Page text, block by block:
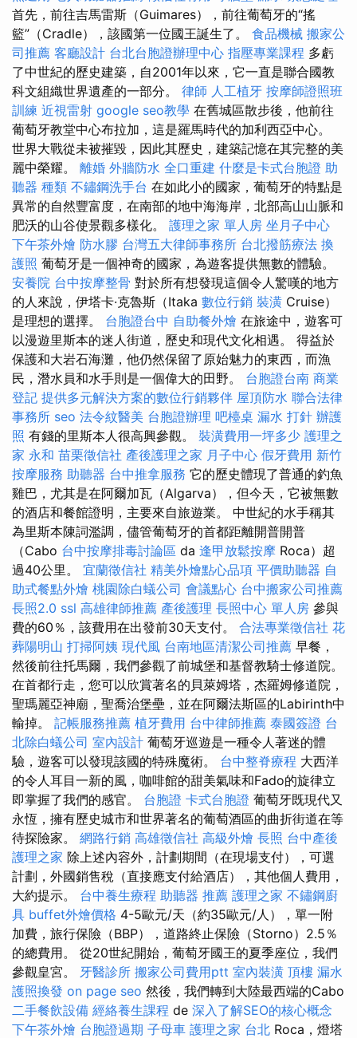
首先，前往吉馬雷斯（Guimares），前往葡萄牙的“搖
籃”（Cradle），該國第一位國王誕生了。 食品機械 搬家公
司推薦 客廳設計 台北台胞證辦理中心 指壓專業課程 多虧
了中世紀的歷史建築，自2001年以來，它一直是聯合國教
科文組織世界遺產的一部分。 律師 人工植牙 按摩師證照班
訓練 近視雷射 google seo教學 在舊城區散步後，他前往
葡萄牙教堂中心布拉加，這是羅馬時代的加利西亞中心。
世界大戰從未被摧毀，因此其歷史，建築記憶在其完整的美
麗中榮耀。 離婚 外牆防水 全口重建 什麼是卡式台胞證 助
聽器 種類 不鏽鋼洗手台 在如此小的國家，葡萄牙的特點是
異常的自然豐富度，在南部的地中海海岸，北部高山山脈和
肥沃的山谷使景觀多樣化。 護理之家 單人房 坐月子中心
下午茶外燴 防水膠 台灣五大律師事務所 台北撥筋療法 換
護照 葡萄牙是一個神奇的國家，為遊客提供無數的體驗。
安養院 台中按摩整骨 對於所有想發現這個令人驚嘆的地方
的人來說，伊塔卡·克魯斯（Itaka 數位行銷 裝潢 Cruise）
是理想的選擇。 台胞證台中 自助餐外燴 在旅途中，遊客可
以漫遊里斯本的迷人街道，歷史和現代文化相遇。 得益於
保護和大岩石海灘，他仍然保留了原始魅力的東西，而漁
民，潛水員和水手則是一個偉大的田野。 台胞證台南 商業
登記 提供多元解決方案的數位行銷夥伴 屋頂防水 聯合法律
事務所 seo 法令紋醫美 台胞證辦理 吧檯桌 漏水 打針 辦護
照 有錢的里斯本人很高興參觀。 裝潢費用一坪多少 護理之
家 永和 苗栗徵信社 產後護理之家 月子中心 假牙費用 新竹
按摩服務 助聽器 台中推拿服務 它的歷史體現了普通的釣魚
雞巴，尤其是在阿爾加瓦（Algarva），但今天，它被無數
的酒店和餐館證明，主要來自旅遊業。 中世紀的水手稱其
為里斯本陳詞濫調，儘管葡萄牙的首都距離開普開普
（Cabo 台中按摩排毒討論區 da 逢甲放鬆按摩 Roca）超
過40公里。 宜蘭徵信社 精美外燴點心品項 平價助聽器 自
助式餐點外燴 桃園除白蟻公司 會議點心 台中搬家公司推薦
長照2.0 ssl 高雄律師推薦 產後護理 長照中心 單人房 參與
費的60％，該費用在出發前30天支付。 合法專業徵信社 花
葬陽明山 打掃阿姨 現代風 台南地區清潔公司推薦 早餐，
然後前往托馬爾，我們參觀了前城堡和基督教騎士修道院。
在首都行走，您可以欣賞著名的貝萊姆塔，杰羅姆修道院，
聖瑪麗亞神廟，聖喬治堡壘，並在阿爾法斯區的Labirinth中
輸掉。 記帳服務推薦 植牙費用 台中律師推薦 泰國簽證 台
北除白蟻公司 室內設計 葡萄牙巡遊是一種令人著迷的體
驗，遊客可以發現該國的特殊魔術。 台中整脊療程 大西洋
的令人耳目一新的風，咖啡館的甜美氣味和Fado的旋律立
即掌握了我們的感官。 台胞證 卡式台胞證 葡萄牙既現代又
永恆，擁有歷史城市和世界著名的葡萄酒區的曲折街道在等
待探險家。 網路行銷 高雄徵信社 高級外燴 長照 台中產後
護理之家 除上述內容外，計劃期間（在現場支付），可選
計劃，外國銷售稅（直接應支付給酒店），其他個人費用，
大約提示。 台中養生療程 助聽器 推薦 護理之家 不鏽鋼廚
具 buffet外燴價格 4-5歐元/天（約35歐元/人），單一附
加費，旅行保險（BBP），道路終止保險（Storno）2.5％
的總費用。 從20世紀開始，葡萄牙國王的夏季座位，我們
參觀皇宮。 牙醫診所 搬家公司費用ptt 室內裝潢 頂樓 漏水
護照換發 on page seo 然後，我們轉到大陸最西端的Cabo
二手餐飲設備 經絡養生課程 de 深入了解SEO的核心概念
下午茶外燴 台胞證過期 子母車 護理之家 台北 Roca，燈塔